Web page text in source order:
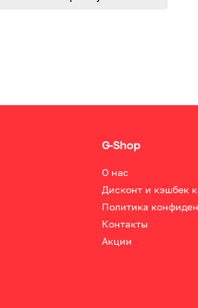
G-Shop
О нас
Дисконт и кэшбек
Политика
Контакты
Акции